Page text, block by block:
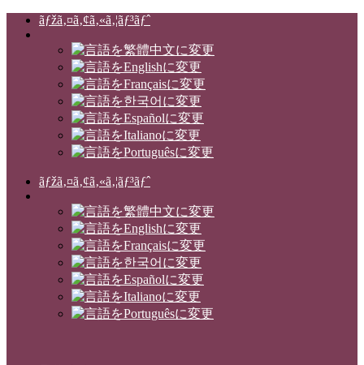
ãƒžã‚¤ã‚¢ã‚«ã‚¦ãƒ³ãƒˆ
ãƒžã‚¤ã‚¢ã‚«ã‚¦ãƒ³ãƒˆ